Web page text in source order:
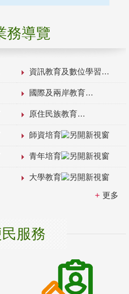
務導覽
資訊教育及數位學習
國際及兩岸教育
原住民族教育
師資培育
青年培育
大學教育
更多
服務